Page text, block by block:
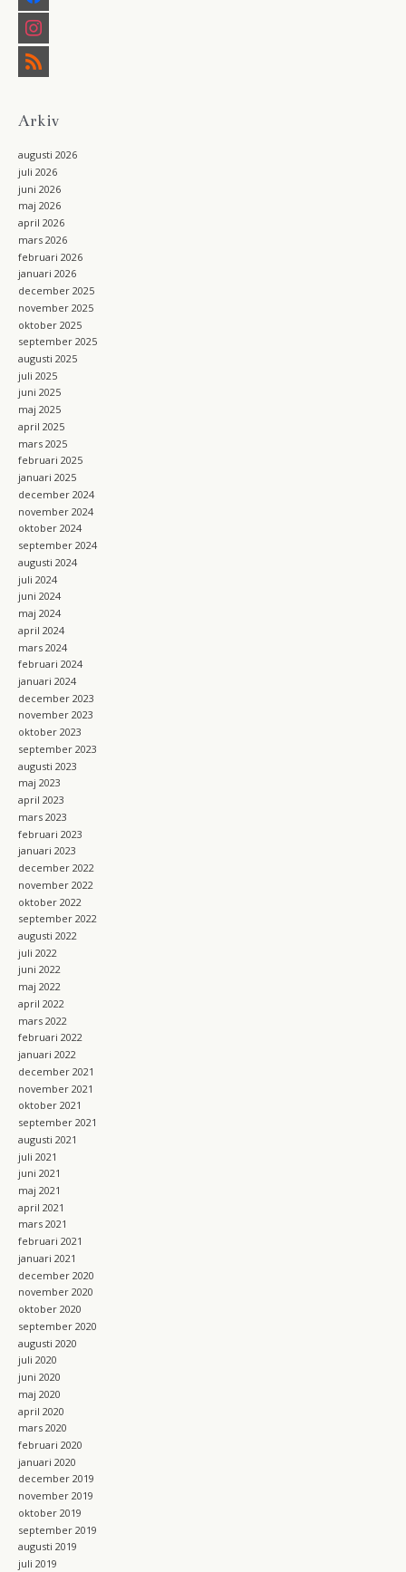
c
b
i
s
a
a
r
s
Arkiv
augusti 2026
juli 2026
juni 2026
maj 2026
april 2026
mars 2026
februari 2026
januari 2026
december 2025
november 2025
oktober 2025
september 2025
augusti 2025
juli 2025
juni 2025
maj 2025
april 2025
mars 2025
februari 2025
januari 2025
december 2024
november 2024
oktober 2024
september 2024
augusti 2024
juli 2024
juni 2024
maj 2024
april 2024
mars 2024
februari 2024
januari 2024
december 2023
november 2023
oktober 2023
september 2023
augusti 2023
maj 2023
april 2023
mars 2023
februari 2023
januari 2023
december 2022
november 2022
oktober 2022
september 2022
augusti 2022
juli 2022
juni 2022
maj 2022
april 2022
mars 2022
februari 2022
januari 2022
december 2021
november 2021
oktober 2021
september 2021
augusti 2021
juli 2021
juni 2021
maj 2021
april 2021
mars 2021
februari 2021
januari 2021
december 2020
november 2020
oktober 2020
september 2020
augusti 2020
juli 2020
juni 2020
maj 2020
april 2020
mars 2020
februari 2020
januari 2020
december 2019
november 2019
oktober 2019
september 2019
augusti 2019
juli 2019